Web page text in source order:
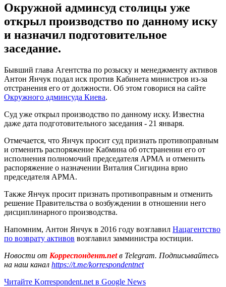
Окружной админсуд столицы уже
открыл производство по данному иску
и назначил подготовительное
заседание.
Бывший глава Агентства по розыску и менеджменту активов
Антон Янчук подал иск против Кабинета министров из-за
отстранения его от должности. Об этом говорися на сайте
Окружного админсуда Киева.
Суд уже открыл производство по данному иску. Известна
даже дата подготовительного заседания - 21 января.
Отмечается, что Янчук просит суд признать противоправным
и отменить распоряжение Кабмина об отстранении его от
исполнения полномочий председателя АРМА и отменить
распоряжение о назначении Виталия Сигидина врио
председателя АРМА.
Также Янчук просит признать противоправным и отменить
решение Правительства о возбуждении в отношении него
дисциплинарного производства.
Напомним, Антон Янчук в 2016 году возглавил Нацагентство
по возврату активов возглавил замминистра юстиции.
Новости от Корреспондент.netв Telegram. Подписывайтесь
на наш канал https://t.me/korrespondentnet
Читайте Korrespondent.net в Google News